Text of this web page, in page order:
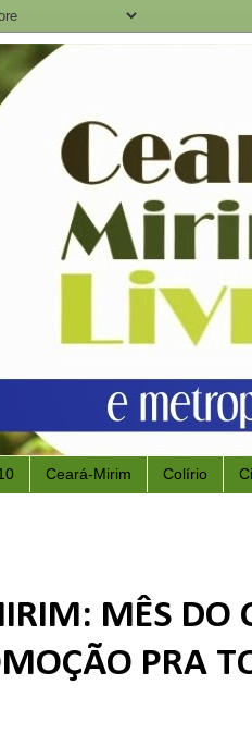
Ceará-Mirim Colírio
MÊS DO
PRA